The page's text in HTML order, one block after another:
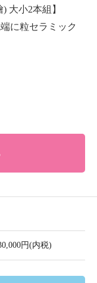
大小2本組】
に粒セラミック
円(内税)